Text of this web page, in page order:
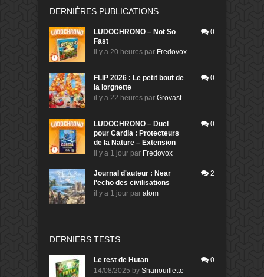
DERNIÈRES PUBLICATIONS
LUDOCHRONO – Not So
Fast
il y a 20 heures par Fredovox
0
FLIP 2026 : Le petit bout de
la lorgnette
il y a 22 heures par Grovast
0
LUDOCHRONO – Duel
pour Cardia : Protecteurs
de la Nature – Extension
il y a 1 jour par Fredovox
0
Journal d'auteur : Near
l'echo des civilisations
il y a 1 jour par atom
2
DERNIERS TESTS
Le test de Hutan
14/08/2025 by Shanouillette
0